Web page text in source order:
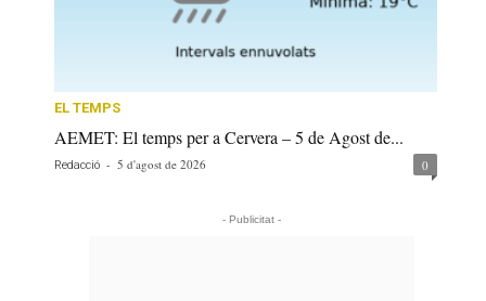
EL TEMPS
AEMET: El temps per a Cervera – 5 de Agost de...
Redacció - 5 d'agost de 2026 0
- Publicitat -